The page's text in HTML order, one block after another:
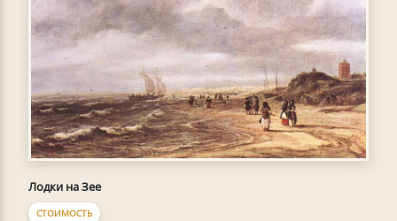
Лодки на Зее
СТОИМОСТЬ